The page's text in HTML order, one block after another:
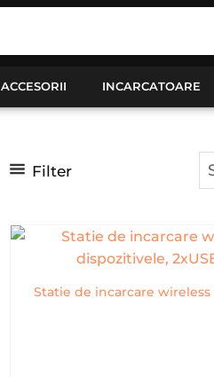
ACCESORII INCARCATOARE
Filter
Statie de incarcare